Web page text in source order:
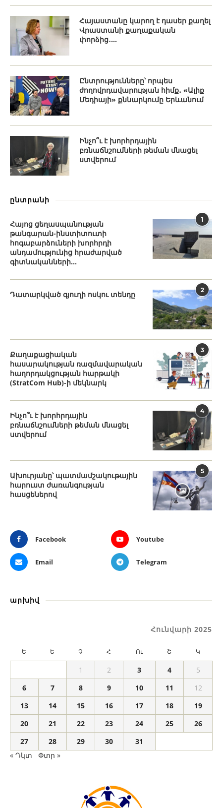
Հայաստանը կարող է դասեր քաղել
Վրաստանի քաղաքական
փորձից․...
Ընտրությունները՝ որպես
ժողովրդավարության հիմք․ «Ալիք
Մեդիայի» քննարկումը Երևանում
Ինչո՞ւ է խորհրդային
բռնաճնշումների թեման մնացել
ստվերում
ընտրանի
1
Հայոց ցեղասպանության
թանգարան-ինստիտուտի
հոգաբարձուների խորհրդի
անդամությունից հրաժարված
գիտնականների...
2
Դատարկված գյուղի ոսկու տենդը
3
Քաղաքացիական
հասարակության ռազմավարական
հաղորդակցության հարթակի
(StratCom Hub)-ի մեկնարկ
4
Ինչո՞ւ է խորհրդային
բռնաճնշումների թեման մնացել
ստվերում
5
Ախուրյանը՝ պատմամշակութային
հարուստ ժառանգության
հասցեներով
Facebook Youtube
Email Telegram
արխիվ
Հունվարի 2025
Ե Ե Չ Հ Ու Շ Կ
1 2 3 4
5
6
7 8 9 10 11
12
13
14 15 16 17 18
19
20
21 22 23 24 25
26
27
28 29 30
31
« Դկտ
Փտր »